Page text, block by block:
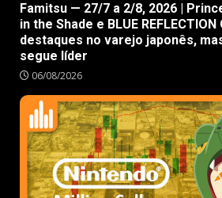
Famitsu — 27/7 a 2/8, 2026 |
in the Shade e BLUE
destaques no varejo japonês,
segue líder
06/08/2026